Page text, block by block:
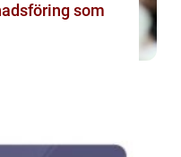
som